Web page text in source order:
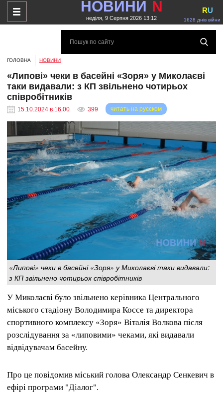
НОВИНИ N
неділя, 9 Серпня 2026 13:12 1628 днів війни
RU
ГОЛОВНА НОВИНИ
«Липові» чеки в басейні «Зоря» у Миколаєві
таки видавали: з КП звільнено чотирьох
співробітників
15.10.2024 в 16:00 399 читать на русском
«Липові» чеки в басейні «Зоря» у Миколаєві таки видавали:
з КП звільнено чотирьох співробітників
У Миколаєві було звільнено керівника Центрального
міського стадіону Володимира Коссе та директора
спортивного комплексу «Зоря» Віталія Волкова після
розслідування за «липовими» чеками, які видавали
відвідувачам басейну.
Про це повідомив міський голова Олександр Сенкевич в
ефірі програми "Діалог".